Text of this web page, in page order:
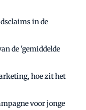
in de
de 'gemiddelde
hoe zit het
voor jonge